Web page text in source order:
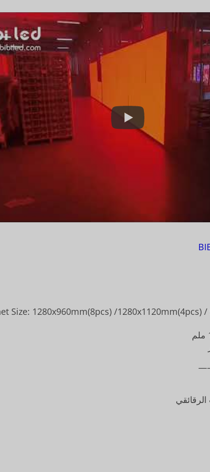
Size: 1280x960mm(8pcs) /1280x1120mm(4pcs)